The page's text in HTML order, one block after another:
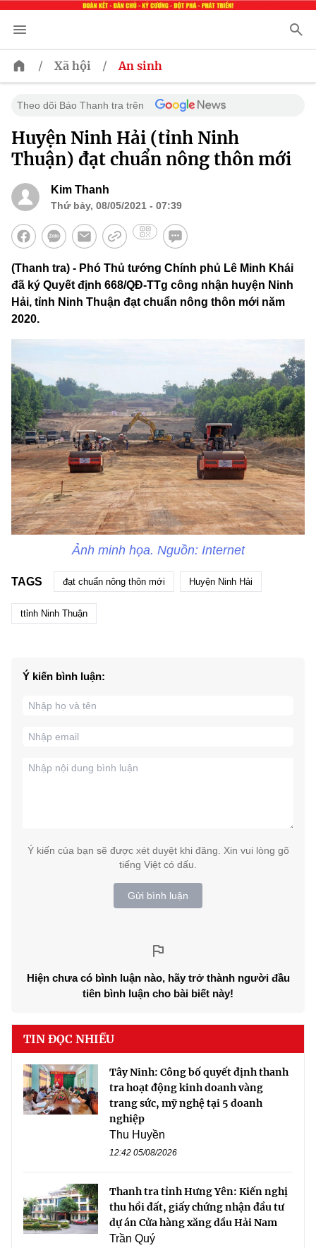
/ Xã hội / An sinh
Theo dõi Báo Thanh tra trên
Huyện Ninh Hải (tỉnh Ninh
Thuận) đạt chuẩn nông thôn mới
Kim Thanh
Thứ bảy, 08/05/2021 - 07:39
(Thanh tra) - Phó Thủ tướng Chính phủ Lê Minh Khái
đã ký Quyết định 668/QĐ-TTg công nhận huyện Ninh
Hải, tỉnh Ninh Thuận đạt chuẩn nông thôn mới năm
2020.
Ảnh minh họa. Nguồn: Internet
TAGS đạt chuẩn nông thôn mới Huyện Ninh Hải
ttỉnh Ninh Thuận
Ý kiến bình luận:
Ý kiến của bạn sẽ được xét duyệt khi đăng. Xin vui lòng gõ
tiếng Việt có dấu.
Gửi bình luận
Hiện chưa có bình luận nào, hãy trở thành người đầu
tiên bình luận cho bài biết này!
TIN ĐỌC NHIỀU
Tây Ninh: Công bố quyết định thanh
tra hoạt động kinh doanh vàng
trang sức, mỹ nghệ tại 5 doanh
nghiệp
Thu Huyền
12:42 05/08/2026
Thanh tra tỉnh Hưng Yên: Kiến nghị
thu hồi đất, giấy chứng nhận đầu tư
dự án Cửa hàng xăng dầu Hải Nam
Trần Quý